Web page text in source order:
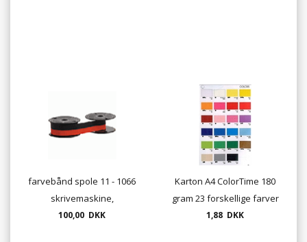
farvebånd spole 11 - 1066
skrivemaskine,
100,00 DKK
Karton A4 ColorTime 180
gram 23 forskellige farver
1,88 DKK